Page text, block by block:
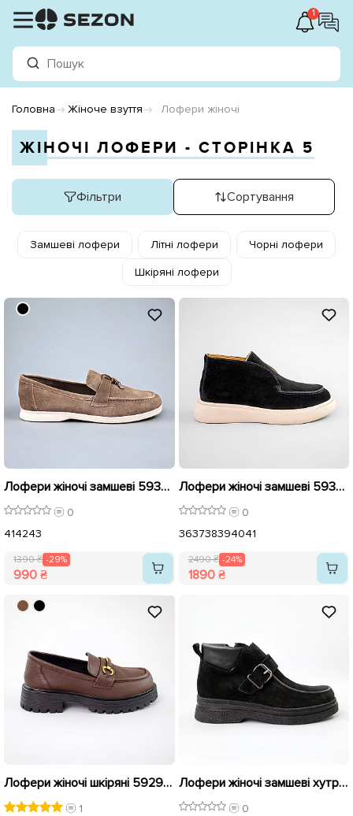
1
Головна Жіноче взуття Лофери жіночі
ЖІНОЧІ ЛОФЕРИ - СТОРІНКА 5
Фільтри Сортування
Замшеві лофери Літні лофери Чорні лофери
Шкіряні лофери
Лофери жіночі замшеві 593919 Коричневі розпродаж
0
414243
1390 ₴ -29%
990 ₴
Лофери жіночі замшеві 593330 Чорні розпродаж
0
363738394041
2490 ₴ -24%
1890 ₴
Лофери жіночі шкіряні 592960 Коричневі розпродаж
1
Лофери жіночі замшеві хутро 590976 Чорні розпродаж
0